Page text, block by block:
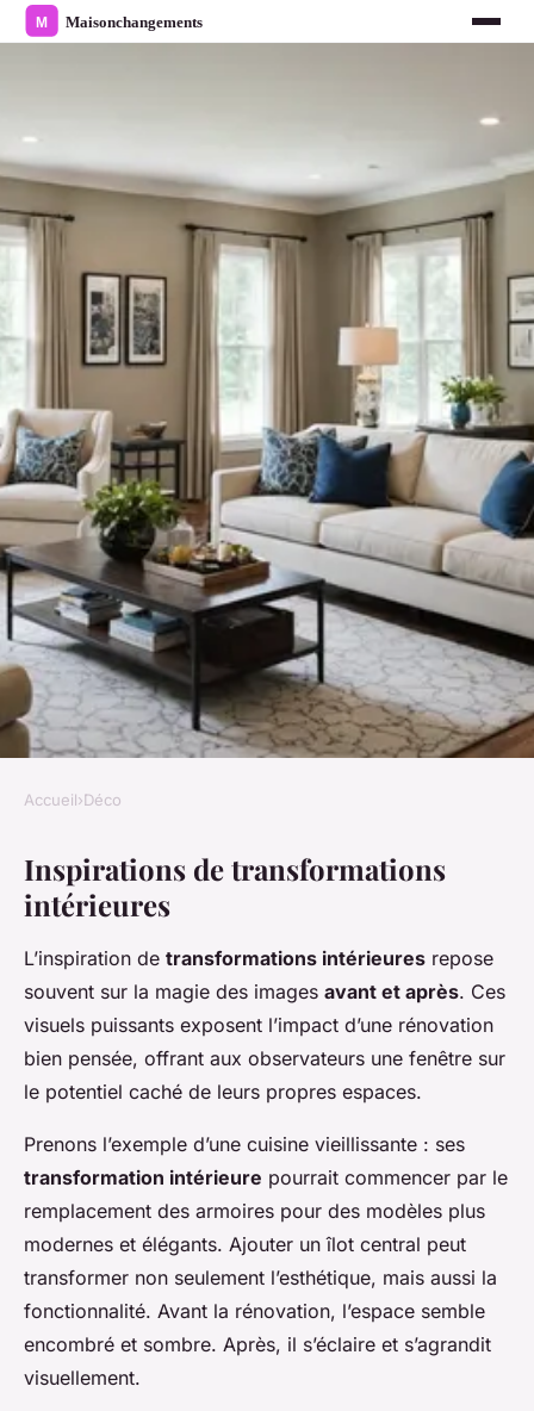
Transformation avant et après
: repenser entièrement sa
décoration intérieure
Alice 13 décembre 2024 3 min de lecture
Accueil›Déco
Inspirations de transformations
intérieures
L’inspiration de transformations intérieures repose
souvent sur la magie des images avant et après. Ces
visuels puissants exposent l’impact d’une rénovation
bien pensée, offrant aux observateurs une fenêtre sur
le potentiel caché de leurs propres espaces.
Prenons l’exemple d’une cuisine vieillissante : ses
transformation intérieure pourrait commencer par le
remplacement des armoires pour des modèles plus
modernes et élégants. Ajouter un îlot central peut
transformer non seulement l’esthétique, mais aussi la
fonctionnalité. Avant la rénovation, l’espace semble
encombré et sombre. Après, il s’éclaire et s’agrandit
visuellement.